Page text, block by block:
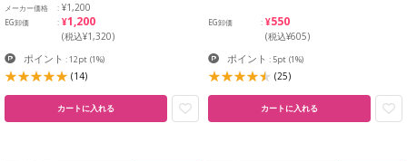
メーカー価格 ¥1,200
EG卸価 ¥1,200
(税込¥1,320)
ポイント : 12pt (1%)
(14)
カートに入れる
EG卸価 ¥550
(税込¥605)
ポイント : 5pt (1%)
(25)
カートに入れる